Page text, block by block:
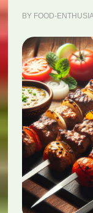
BY FOOD-